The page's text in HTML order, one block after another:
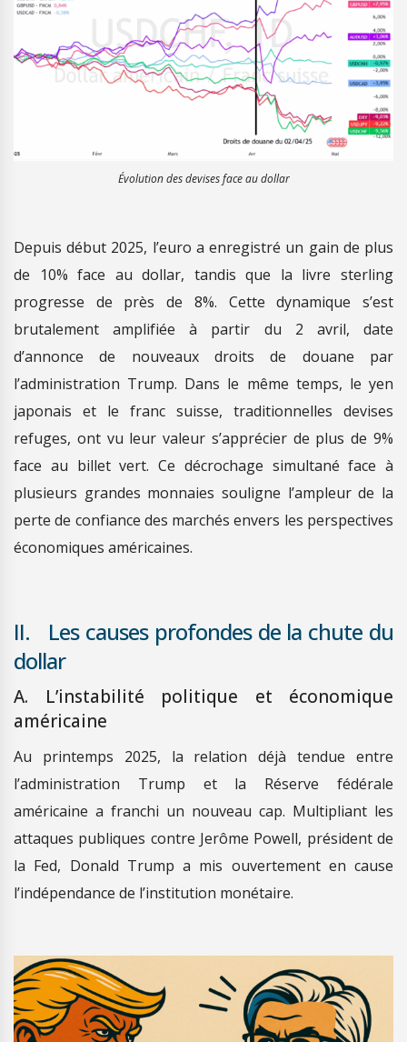
Évolution des devises face au dollar
Depuis début 2025, l’euro a enregistré un gain de plus
de 10% face au dollar, tandis que la livre sterling
progresse de près de 8%. Cette dynamique s’est
brutalement amplifiée à partir du 2 avril, date
d’annonce de nouveaux droits de douane par
l’administration Trump. Dans le même temps, le yen
japonais et le franc suisse, traditionnelles devises
refuges, ont vu leur valeur s’apprécier de plus de 9%
face au billet vert. Ce décrochage simultané face à
plusieurs grandes monnaies souligne l’ampleur de la
perte de confiance des marchés envers les perspectives
économiques américaines.
II. Les causes profondes de la chute du
dollar
A. L’instabilité politique et économique
américaine
Au printemps 2025, la relation déjà tendue entre
l’administration Trump et la Réserve fédérale
américaine a franchi un nouveau cap. Multipliant les
attaques publiques contre Jerôme Powell, président de
la Fed, Donald Trump a mis ouvertement en cause
l’indépendance de l’institution monétaire.